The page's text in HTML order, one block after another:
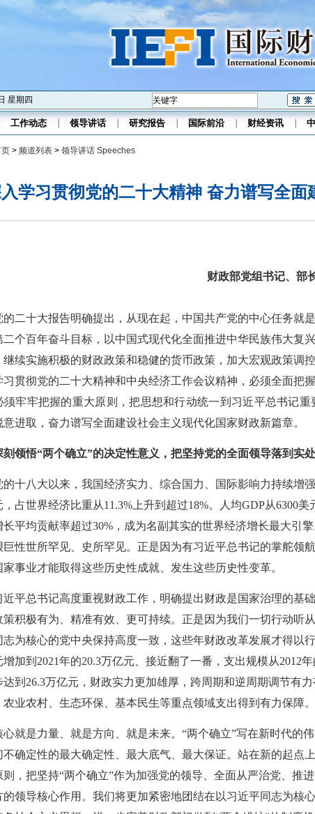
星期四
工作动态 领导讲话 研究报告 国际前沿 财经资讯
> 频道列表 > 领导讲话 Speeches
学习贯彻党的二十大精神 奋力谱写全
财政部党组书记、部
十大报告明确提出，从现在起，中国共产党的中心任务就是
二个百年奋斗目标，以中国式现代化全面推进中华民族伟大复
继续实施积极的财政政策和稳健的货币政策，加大宏观政策调
习贯彻党的二十大精神和中央经济工作会议精神，必须全面把
须牢牢把握的重大原则，把思想和行动统一到习近平总书记
意进取，奋力谱写全面建设社会主义现代化国家财政新篇章。
刻领悟“两个确立”的决定性意义，把坚持党的全面领导落到实处
八大以来，我国经济实力、综合国力、国际影响力持续增
，占世界经济比重从11.3%上升到超过18%。人均GDP从6300
长平均贡献率超过30%，成为名副其实的世界经济增长最大引
巨性世所罕见、史所罕见。正是因为有习近平总书记的掌舵领
家事业才能取得这些历史性成就、发生这些历史性变革。
总书记高度重视财政工作，明确提出财政是国家治理的基
策积极有为、精准有效、更可持续。正是因为我们一切行动听
志为核心的党中央保持高度一致，这些年财政改革发展才得以
增加到2021年的20.3万亿元、接近翻了一番，支出规模从2012
达到26.3万亿元，财政实力更加雄厚，跨周期和逆周期调节有
农业农村、生态环保、基本民生等重点领域支出得到有力保障。
是力量、就是方向、就是未来。 “两个确立”写在新时代的
不确定性的最大确定性、最大底气、最大保证。站在新的起点
则，把坚持“两个确立”作为加强党的领导、全面从严治党、推
的领导核心作用。我们将更加紧密地团结在以习近平同志为核